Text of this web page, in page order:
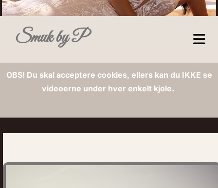
Smuk by P
OBS! Du skal acceptere cookies, ellers kan du IKKE se
videoerne under hver enkelt kjole.